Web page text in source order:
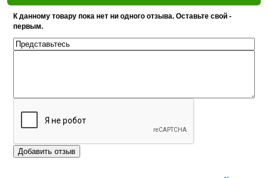
К данному товару пока нет ни одного отзыва. Оставьте свой -
первым.